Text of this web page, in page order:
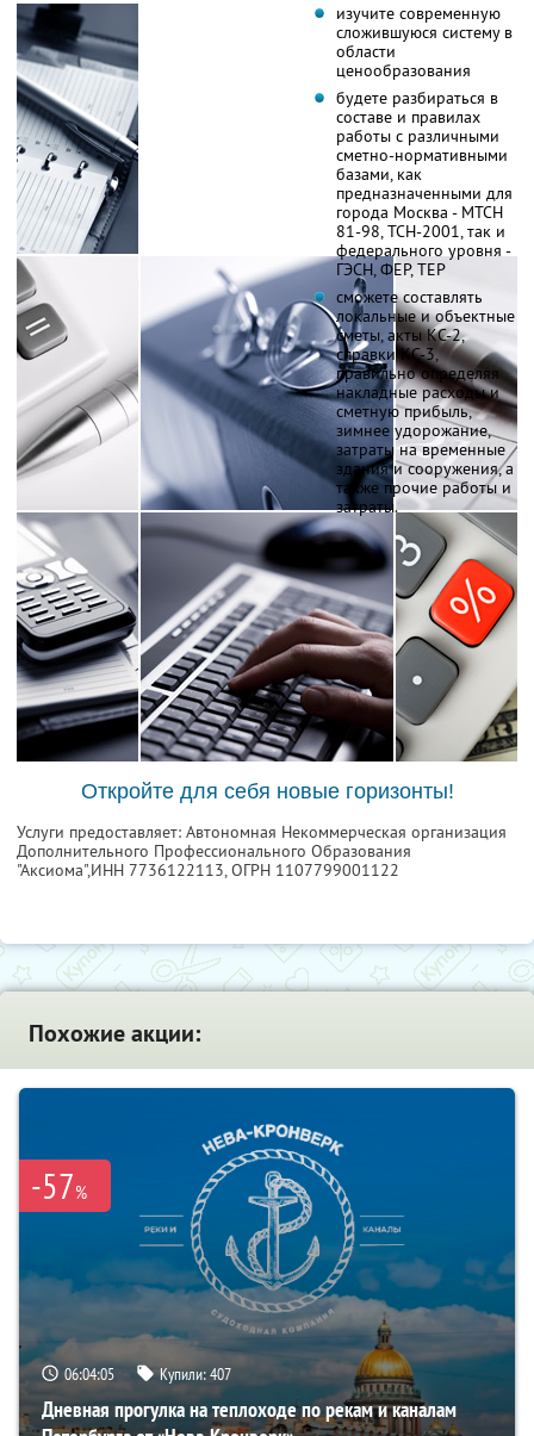
изучите современную
сложившуюся систему в
области
ценообразования
будете разбираться в
составе и правилах
работы с различными
сметно-нормативными
базами, как
предназначенными для
города Москва - МТСН
81-98, ТСН-2001, так и
федерального уровня -
ГЭСН, ФЕР, ТЕР
сможете составлять
локальные и объектные
сметы, акты КС-2,
справки КС-3,
правильно определяя
накладные расходы и
сметную прибыль,
зимнее удорожание,
затраты на временные
здания и сооружения, а
также прочие работы и
затраты.
Откройте для себя новые горизонты!
Услуги предоставляет: Автономная Некоммерческая организация
Дополнительного Профессионального Образования
"Аксиома",ИНН 7736122113, ОГРН 1107799001122
Похожие акции:
-57%
06:04:04 Купили:407
Дневная прогулка на теплоходе по рекам и каналам